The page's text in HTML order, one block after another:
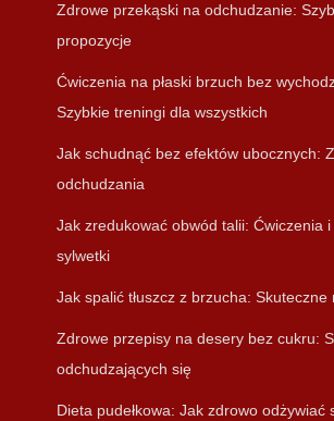
Zdrowe przekąski na odchudzanie:
propozycje
Ćwiczenia na płaski brzuch bez
Szybkie treningi dla wszystkich
Jak schudnąć bez efektów ubocznych:
odchudzania
Jak zredukować obwód talii: Ćwiczenia i
sylwetki
Jak spalić tłuszcz z brzucha:
Zdrowe przepisy na desery bez cukru:
odchudzających się
Dieta pudełkowa: Jak zdrowo odżywiać